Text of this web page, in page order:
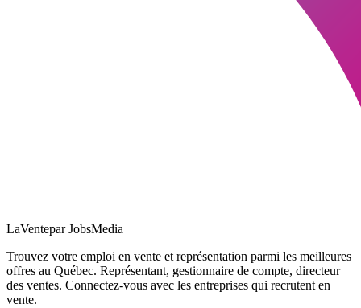
LaVentepar JobsMedia
Trouvez votre emploi en vente et représentation parmi les meilleures
offres au Québec. Représentant, gestionnaire de compte, directeur
des ventes. Connectez-vous avec les entreprises qui recrutent en
vente.